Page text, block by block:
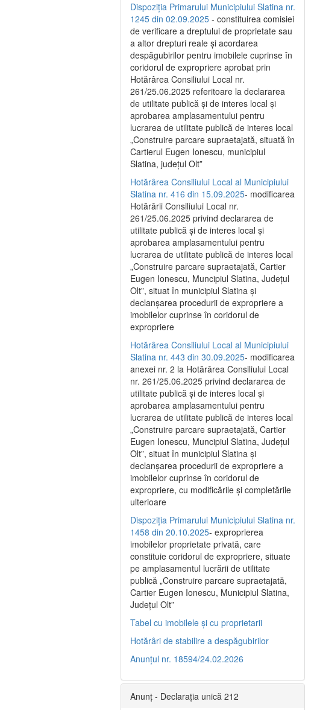
Dispoziția Primarului Municipiului Slatina nr.
1245 din 02.09.2025 - constituirea comisiei
de verificare a dreptului de proprietate sau
a altor drepturi reale și acordarea
despăgubirilor pentru imobilele cuprinse în
coridorul de expropriere aprobat prin
Hotărârea Consiliului Local nr.
261/25.06.2025 referitoare la declararea
de utilitate publică și de interes local și
aprobarea amplasamentului pentru
lucrarea de utilitate publică de interes local
„Construire parcare supraetajată, situată în
Cartierul Eugen Ionescu, municipiul
Slatina, județul Olt”
Hotărârea Consiliului Local al Municipiului
Slatina nr. 416 din 15.09.2025- modificarea
Hotărârii Consiliului Local nr.
261/25.06.2025 privind declararea de
utilitate publică și de interes local și
aprobarea amplasamentului pentru
lucrarea de utilitate publică de interes local
„Construire parcare supraetajată, Cartier
Eugen Ionescu, Muncipiul Slatina, Județul
Olt”, situat în municipiul Slatina și
declanșarea procedurii de expropriere a
imobilelor cuprinse în coridorul de
expropriere
Hotărârea Consiliului Local al Municipiului
Slatina nr. 443 din 30.09.2025- modificarea
anexei nr. 2 la Hotărârea Consiliului Local
nr. 261/25.06.2025 privind declararea de
utilitate publică şi de interes local şi
aprobarea amplasamentului pentru
lucrarea de utilitate publică de interes local
„Construire parcare supraetajată, Cartier
Eugen Ionescu, Muncipiul Slatina, Judeţul
Olt”, situat în municipiul Slatina şi
declanşarea procedurii de expropriere a
imobilelor cuprinse în coridorul de
expropriere, cu modificările şi completările
ulterioare
Dispoziția Primarului Municipiului Slatina nr.
1458 din 20.10.2025- exproprierea
imobilelor proprietate privată, care
constituie coridorul de expropriere, situate
pe amplasamentul lucrării de utilitate
publică „Construire parcare supraetajată,
Cartier Eugen Ionescu, Municipiul Slatina,
Județul Olt”
Tabel cu imobilele și cu proprietarii
Hotărâri de stabilire a despăgubirilor
Anunțul nr. 18594/24.02.2026
Anunț - Declarația unică 212